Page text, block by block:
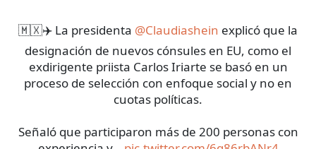
🇲🇽✈️ La presidenta @Claudiashein explicó que la
designación de nuevos cónsules en EU, como el
exdirigente priista Carlos Iriarte se basó en un
proceso de selección con enfoque social y no en
cuotas políticas.
Señaló que participaron más de 200 personas con